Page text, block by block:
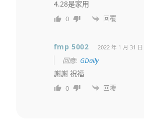
4.28是家用
0 回覆
fmp 5002 2022 年 1 月 31
回應: GDaily
謝謝 祝福
0 回覆